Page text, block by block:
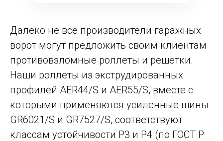
Далеко не все производители гаражных
ворот могут предложить своим клиентам
противовзломные роллеты и решётки.
Наши роллеты из экструдированных
профилей AER44/S и AER55/S, вместе с
которыми применяются усиленные шины
GR6021/S и GR7527/S, соответствуют
классам устойчивости Р3 и Р4 (по ГОСТ Р